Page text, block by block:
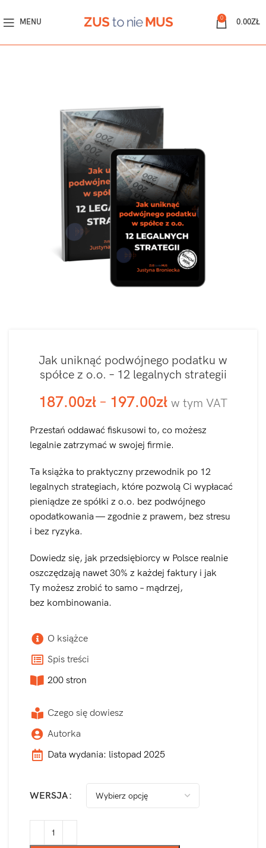
MENU 0 0.00ZŁ
Jak uniknąć podwójnego podatku w
spółce z o.o. – 12 legalnych strategii
187.00zł – 197.00zł w tym VAT
Przestań oddawać fiskusowi to, co możesz
legalnie zatrzymać w swojej firmie.
Ta książka to praktyczny przewodnik po 12
legalnych strategiach, które pozwolą Ci wypłacać
pieniądze ze spółki z o.o. bez podwójnego
opodatkowania — zgodnie z prawem, bez stresu
i bez ryzyka.
Dowiedz się, jak przedsiębiorcy w Polsce realnie
oszczędzają nawet 30% z każdej faktury i jak
Ty możesz zrobić to samo – mądrzej,
bez kombinowania.
O książce
Spis treści
200 stron
Czego się dowiesz
Autorka
Data wydania: listopad 2025
WERSJA